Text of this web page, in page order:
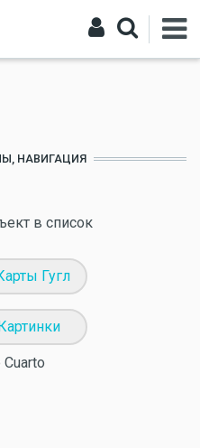
НАВИГАЦИЯ
в список
Гугл
Cuarto